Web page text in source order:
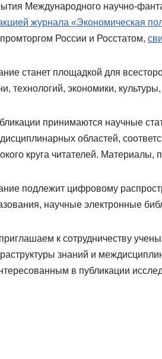
Международного научно-
журнала «Экономическая
России и Росстатом,
станет площадкой для
технологий, экономики,
принимаются научные
областей,
круга читателей. Материалы,
подлежит цифровому
научные электронные
к сотрудничеству
знаний и
в публикации